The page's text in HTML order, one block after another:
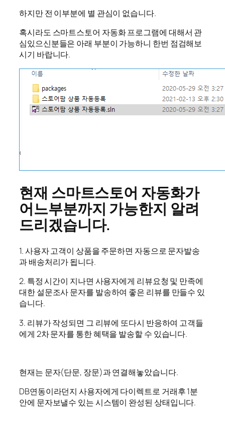
하지만 전 이부분에 별 관심이 없습니다.
혹시라도 스마트스토어 자동화 프로그램에 대해서 관
심있으신분들은 아래 부분이 가능하니 한번 점검해보
시기 바랍니다.
현재 스마트스토어 자동화가
어느부분까지 가능한지 알려
드리겠습니다.
1. 사용자 고객이 상품을 주문하면 자동으로 문자발송
과 배송처리가 됩니다.
2. 특정 시간이 지나면 사용자에게 리뷰요청 및 만족에
대한 설문조사 문자를 발송하여 좋은 리뷰를 만들수 있
습니다.
3. 리뷰가 작성되면 그 리뷰에 또다시 반응하여 고객들
에게 2차 문자를 통한 혜택을 발송할 수 있습니다.
현재는 문자(단문, 장문)과 연결해놓았습니다.
DB연동이라던지 사용자에게 다이렉트로 거래후 1분
안에 문자보낼수 있는 시스템이 완성된 상태입니다.